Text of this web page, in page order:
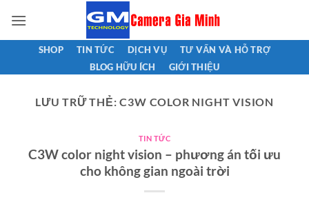
qua
nội
SHOP TIN TỨC DỊCH VỤ
TƯ VẤN VÀ HỖ TRỢ
BLOG HỮU ÍCH
GIỚI THIỆU
LƯU TRỮ THẺ:C3W COLOR NIGHT VISION
TIN TỨC
C3W color night vision – phương án tối ưu
cho không gian ngoài trời